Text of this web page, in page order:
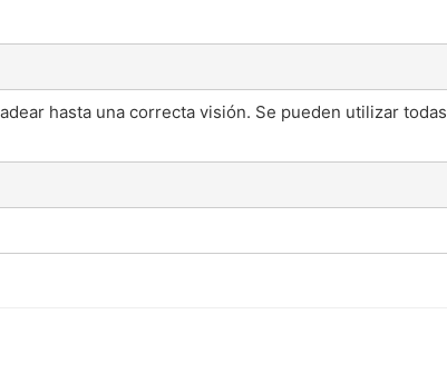
hasta una correcta visión. Se pueden utilizar